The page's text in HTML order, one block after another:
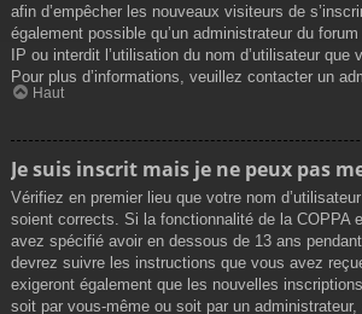
afin d’empêcher les nouveaux visiteurs de
également possible qu’un administrateur du
IP ou interdit l’utilisation du nom d’utilisateur que
Pour plus d’informations, veuillez contacter un
Haut
Je suis inscrit mais je ne peux pas
Vérifiez en premier lieu que votre nom
soient corrects. Si la fonctionnalité de la COPPA
avez spécifié avoir en dessous de 13 ans
devrez suivre les instructions que vous avez
exigeront également que les nouvelles
soit par vous-même ou soit par un